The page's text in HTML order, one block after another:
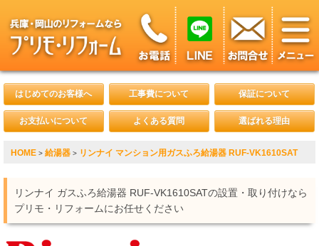
はじめてのお客様へ 工事費について 保証について
お支払いについて よくある質問 選ばれる理由
HOME > 給湯器 > リンナイ マンション用ガスふろ給湯器 RUF-VK1610SAT
リンナイ ガスふろ給湯器 RUF-VK1610SATの設置・取り付けなら
プリモ・リフォームにお任せください